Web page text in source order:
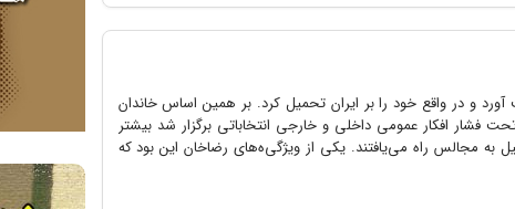
و در واقع خود را بر ایران تحمیل کرد. بر همین اساس خاندان
فشار افکار عمومی داخلی و خارجی‌ انتخاباتی برگزار شد بیشتر
به مجالس راه می‌یافتند. یکی از ویژگی‌ه‌های رضاخان این بود که